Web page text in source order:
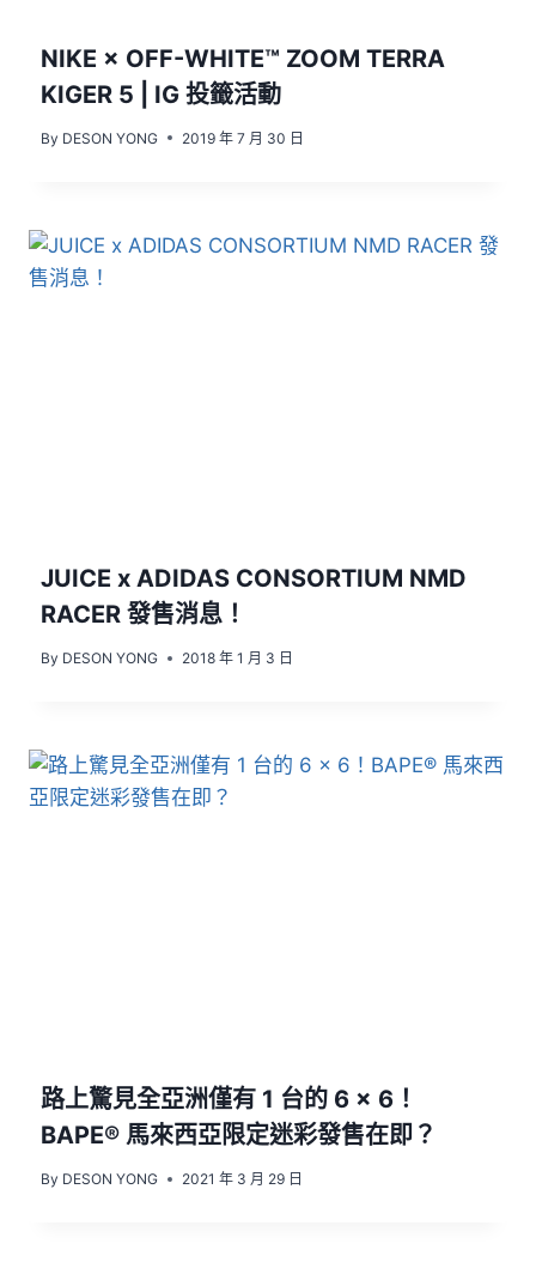
NIKE × OFF-WHITE™ ZOOM TERRA
KIGER 5 | IG 投籤活動
By DESON YONG 2019 年 7 月 30 日
JUICE x ADIDAS CONSORTIUM NMD
RACER 發售消息！
By DESON YONG 2018 年 1 月 3 日
路上驚見全亞洲僅有 1 台的 6 × 6！
BAPE® 馬來西亞限定迷彩發售在即？
By DESON YONG 2021 年 3 月 29 日